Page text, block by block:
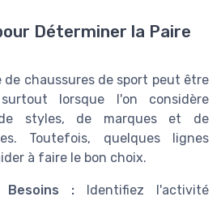
Déterminer la Paire
de chaussures de sport peut être
lorsque l'on considère
de styles, de marques et de
Toutefois, quelques lignes
à faire le bon choix.
Besoins : Identifiez l'activité